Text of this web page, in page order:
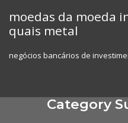
content
moedas da moeda
quais metal
negócios bancários de
Category